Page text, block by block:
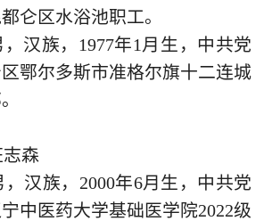
仑区水浴池职工。
族，1977年1月生，中共党
鄂尔多斯市准格尔旗十二连城
森
，汉族，2000年6月生，中共党
中医药大学基础医学院2022级